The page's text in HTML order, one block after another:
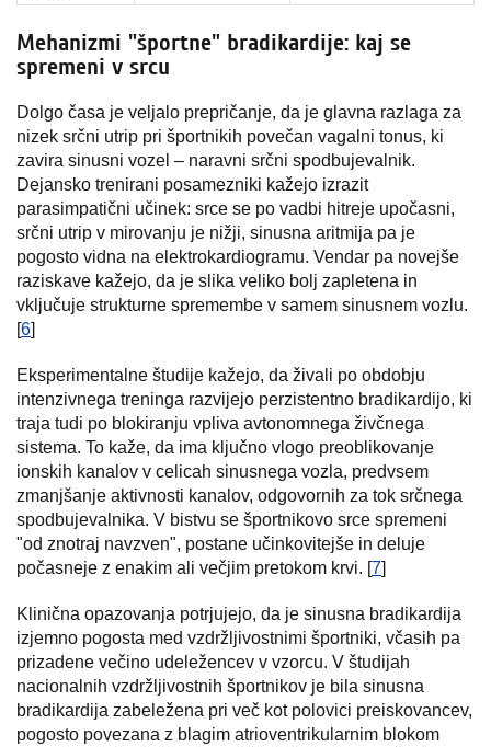
Mehanizmi "športne" bradikardije: kaj se
spremeni v srcu
Dolgo časa je veljalo prepričanje, da je glavna razlaga za
nizek srčni utrip pri športnikih povečan vagalni tonus, ki
zavira sinusni vozel – naravni srčni spodbujevalnik.
Dejansko trenirani posamezniki kažejo izrazit
parasimpatični učinek: srce se po vadbi hitreje upočasni,
srčni utrip v mirovanju je nižji, sinusna aritmija pa je
pogosto vidna na elektrokardiogramu. Vendar pa novejše
raziskave kažejo, da je slika veliko bolj zapletena in
vključuje strukturne spremembe v samem sinusnem vozlu.
[6]
Eksperimentalne študije kažejo, da živali po obdobju
intenzivnega treninga razvijejo perzistentno bradikardijo, ki
traja tudi po blokiranju vpliva avtonomnega živčnega
sistema. To kaže, da ima ključno vlogo preoblikovanje
ionskih kanalov v celicah sinusnega vozla, predvsem
zmanjšanje aktivnosti kanalov, odgovornih za tok srčnega
spodbujevalnika. V bistvu se športnikovo srce spremeni
"od znotraj navzven", postane učinkovitejše in deluje
počasneje z enakim ali večjim pretokom krvi. [7]
Klinična opazovanja potrjujejo, da je sinusna bradikardija
izjemno pogosta med vzdržljivostnimi športniki, včasih pa
prizadene večino udeležencev v vzorcu. V študijah
nacionalnih vzdržljivostnih športnikov je bila sinusna
bradikardija zabeležena pri več kot polovici preiskovancev,
pogosto povezana z blagim atrioventrikularnim blokom